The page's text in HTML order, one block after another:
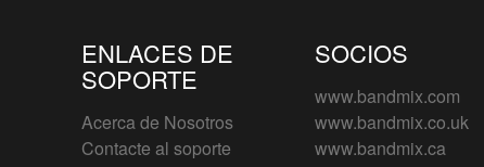
ENLACES DE
SOPORTE
Acerca de Nosotros
Contacte al soporte
SOCIOS
www.bandmix.com
www.bandmix.co.uk
www.bandmix.ca